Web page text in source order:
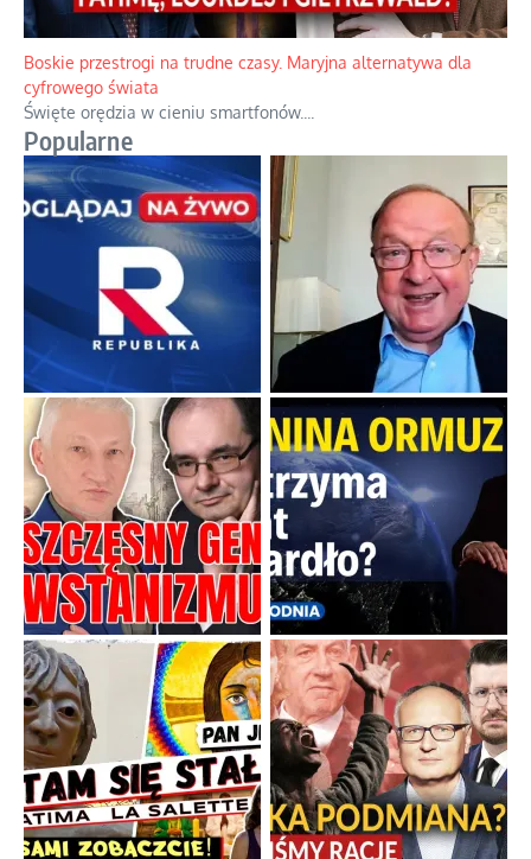
Boskie przestrogi na trudne czasy. Maryjna alternatywa dla
cyfrowego świata
Święte orędzia w cieniu smartfonów.
Popularne